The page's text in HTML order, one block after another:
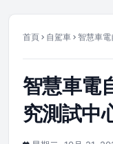
首頁 自駕車 智慧車
智慧車電
究測試中